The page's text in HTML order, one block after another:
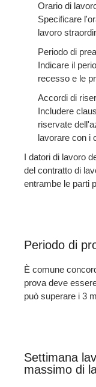
Orario di
Specificare
lavoro
Periodo di
Indicare il
recesso e le
Accordi di
Includere
riservate
lavorare con i
I datori di lavoro
del contratto di
entrambe le parti
Periodo di
È comune
prova deve
può superare i 3
Settimana
massimo di